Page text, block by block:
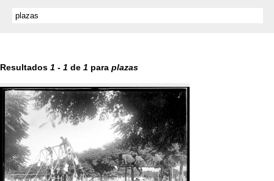
Resultados 1 - 1 de 1 para plazas